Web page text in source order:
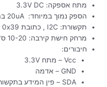
מתח אספקה: 3.3V DC
הספק נמוך במיוחד: 20uA במצב מדידה, 0.1uA במצב המתנה
תקשורת: I2C , כתובת 0x39
מרחק חישת קירבה: 10-20 ס"מ
חיבורים:
Vcc – מתח 3.3V
GND – אדמה
SDA – פין המידע בתקשורת I2C